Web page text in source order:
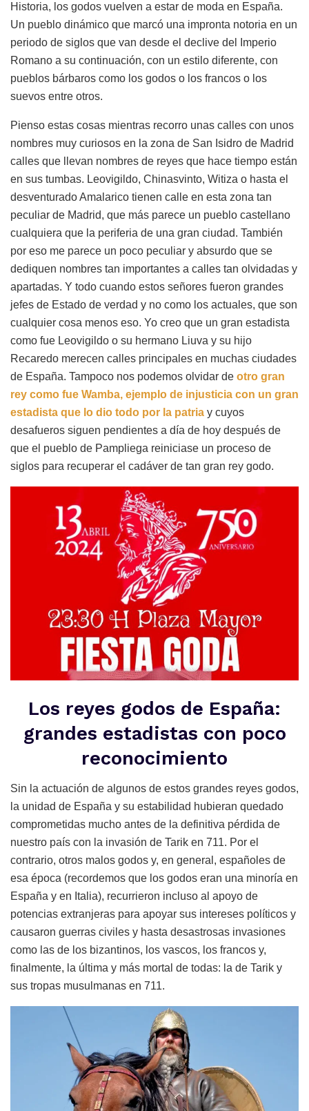
Historia, los godos vuelven a estar de moda en España.
Un pueblo dinámico que marcó una impronta notoria en un
periodo de siglos que van desde el declive del Imperio
Romano a su continuación, con un estilo diferente, con
pueblos bárbaros como los godos o los francos o los
suevos entre otros.
Pienso estas cosas mientras recorro unas calles con unos
nombres muy curiosos en la zona de San Isidro de Madrid
calles que llevan nombres de reyes que hace tiempo están
en sus tumbas. Leovigildo, Chinasvinto, Witiza o hasta el
desventurado Amalarico tienen calle en esta zona tan
peculiar de Madrid, que más parece un pueblo castellano
cualquiera que la periferia de una gran ciudad. También
por eso me parece un poco peculiar y absurdo que se
dediquen nombres tan importantes a calles tan olvidadas y
apartadas. Y todo cuando estos señores fueron grandes
jefes de Estado de verdad y no como los actuales, que son
cualquier cosa menos eso. Yo creo que un gran estadista
como fue Leovigildo o su hermano Liuva y su hijo
Recaredo merecen calles principales en muchas ciudades
de España. Tampoco nos podemos olvidar de otro gran
rey como fue Wamba, ejemplo de injusticia con un gran
estadista que lo dio todo por la patria y cuyos
desafueros siguen pendientes a día de hoy después de
que el pueblo de Pampliega reiniciase un proceso de
siglos para recuperar el cadáver de tan gran rey godo.
Los reyes godos de España:
grandes estadistas con poco
reconocimiento
Sin la actuación de algunos de estos grandes reyes godos,
la unidad de España y su estabilidad hubieran quedado
comprometidas mucho antes de la definitiva pérdida de
nuestro país con la invasión de Tarik en 711. Por el
contrario, otros malos godos y, en general, españoles de
esa época (recordemos que los godos eran una minoría en
España y en Italia), recurrieron incluso al apoyo de
potencias extranjeras para apoyar sus intereses políticos y
causaron guerras civiles y hasta desastrosas invasiones
como las de los bizantinos, los vascos, los francos y,
finalmente, la última y más mortal de todas: la de Tarik y
sus tropas musulmanas en 711.